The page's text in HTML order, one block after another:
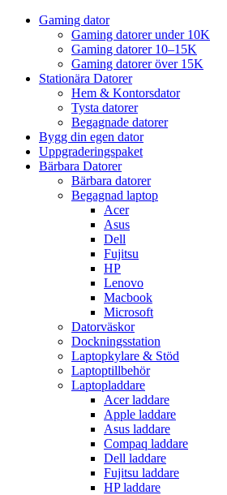
Gaming dator
Gaming datorer under 10K
Gaming datorer 10–15K
Gaming datorer över 15K
Stationära Datorer
Hem & Kontorsdator
Tysta datorer
Begagnade datorer
Bygg din egen dator
Uppgraderingspaket
Bärbara Datorer
Bärbara datorer
Begagnad laptop
Acer
Asus
Dell
Fujitsu
HP
Lenovo
Macbook
Microsoft
Datorväskor
Dockningsstation
Laptopkylare & Stöd
Laptoptillbehör
Laptopladdare
Acer laddare
Apple laddare
Asus laddare
Compaq laddare
Dell laddare
Fujitsu laddare
HP laddare